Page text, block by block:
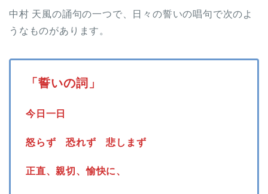
中村 天風の誦句の一つで、日々の誓いの唱句で次のよ
うなものがあります。
「誓いの詞」
今日一日
怒らず 恐れず 悲しまず
正直、親切、愉快に、